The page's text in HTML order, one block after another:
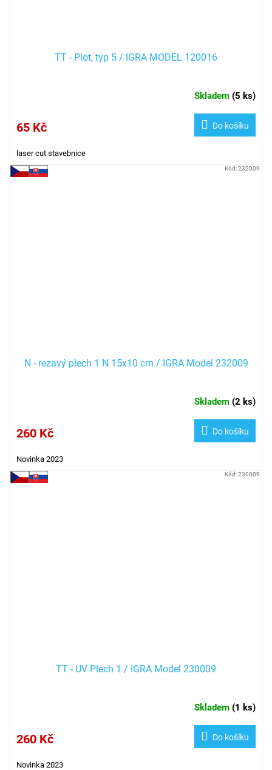
TT - Plot, typ 5 / IGRA MODEL 120016
Skladem (5 ks)
65 Kč Do košíku
laser cut stavebnice
N - rezavý plech 1 N 15x10 cm / IGRA Model 232009
Skladem (2 ks)
260 Kč Do košíku
Novinka 2023
Kód:232009
TT - UV Plech 1 / IGRA Model 230009
Skladem (1 ks)
260 Kč Do košíku
Novinka 2023
Kód:230009